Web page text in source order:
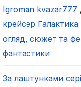
Igroman kvazar777
крейсер
огляд, сюжет та
фантастики
За лаштунками